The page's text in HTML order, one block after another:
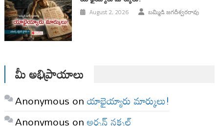
August 2, 2026 బమ్మిడి జగదీశ్వరరావు
మీ అభిప్రాయాలు
Anonymous onయాభైయ్యారు మార్కులు!
Anonymous onఅర్బన్ నక్సల్